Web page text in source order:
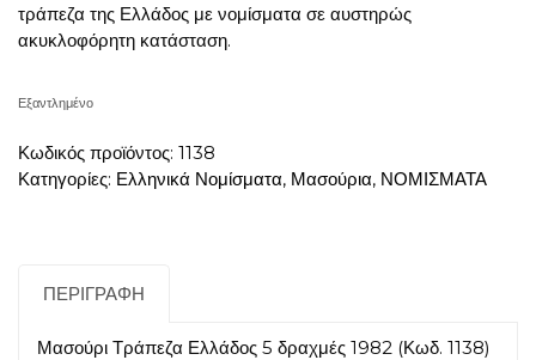
τράπεζα της Ελλάδος με νομίσματα σε αυστηρώς
ακυκλοφόρητη κατάσταση.
Εξαντλημένο
Κωδικός προϊόντος: 1138
Κατηγορίες: Ελληνικά Νομίσματα, Μασούρια, ΝΟΜΙΣΜΑΤΑ
ΠΕΡΙΓΡΑΦΉ
Μασούρι Τράπεζα Ελλάδος 5 δραχμές 1982 (Κωδ. 1138)